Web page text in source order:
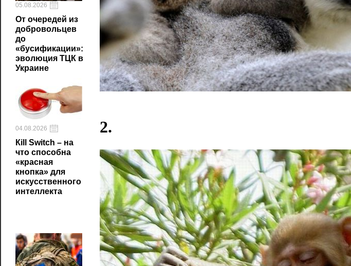
05.08.2026
От очередей из
добровольцев
до
«бусификации»:
эволюция ТЦК в
Украине
04.08.2026
Кill Switch – на
что способна
«красная
кнопка» для
искусственного
интеллекта
2.